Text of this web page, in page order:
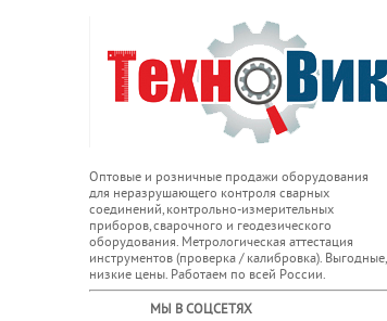
Оптовые и розничные продажи оборудования
для неразрушающего контроля сварных
соединений, контрольно-измерительных
приборов, сварочного и геодезического
оборудования. Метрологическая аттестация
инструментов (проверка / калибровка). Выгодные,
низкие цены. Работаем по всей России.
МЫ В СОЦСЕТЯХ